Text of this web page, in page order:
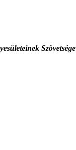
Szövetsége